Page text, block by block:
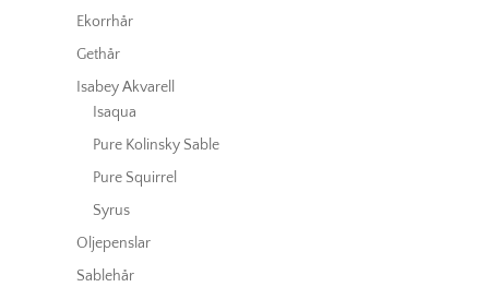
Ekorrhår
Gethår
Isabey Akvarell
Isaqua
Pure Kolinsky Sable
Pure Squirrel
Syrus
Oljepenslar
Sablehår